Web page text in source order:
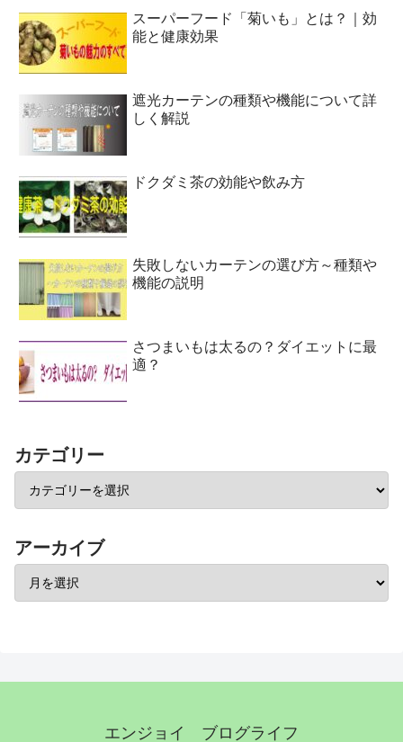
スーパーフード「菊いも」とは？｜効
能と健康効果
遮光カーテンの種類や機能について詳
しく解説
ドクダミ茶の効能や飲み方
失敗しないカーテンの選び方～種類や
機能の説明
さつまいもは太るの？ダイエットに最
適？
カテゴリー
アーカイブ
エンジョイ ブログライフ